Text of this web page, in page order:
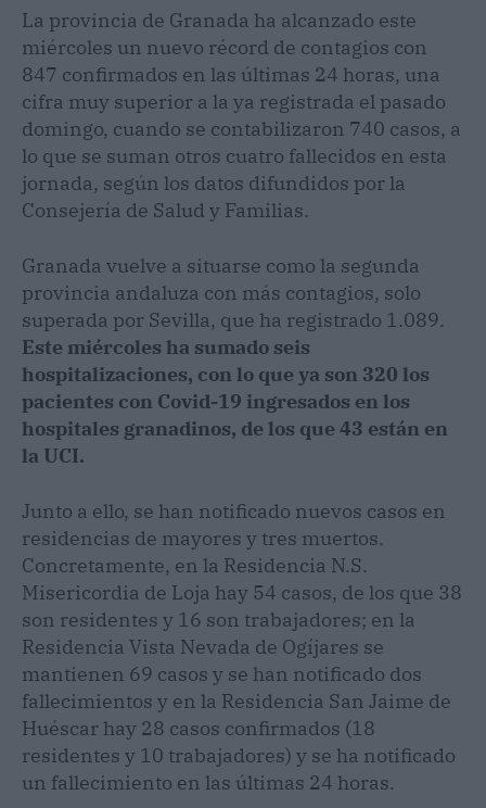
La provincia de Granada ha alcanzado este
miércoles un nuevo récord de contagios con
847 confirmados en las últimas 24 horas, una
cifra muy superior a la ya registrada el pasado
domingo, cuando se contabilizaron 740 casos, a
lo que se suman otros cuatro fallecidos en esta
jornada, según los datos difundidos por la
Consejería de Salud y Familias.
Granada vuelve a situarse como la segunda
provincia andaluza con más contagios, solo
superada por Sevilla, que ha registrado 1.089.
Este miércoles ha sumado seis
hospitalizaciones, con lo que ya son 320 los
pacientes con Covid-19 ingresados en los
hospitales granadinos, de los que 43 están en
la UCI.
Junto a ello, se han notificado nuevos casos en
residencias de mayores y tres muertos.
Concretamente, en la Residencia N.S.
Misericordia de Loja hay 54 casos, de los que 38
son residentes y 16 son trabajadores; en la
Residencia Vista Nevada de Ogíjares se
mantienen 69 casos y se han notificado dos
fallecimientos y en la Residencia San Jaime de
Huéscar hay 28 casos confirmados (18
residentes y 10 trabajadores) y se ha notificado
un fallecimiento en las últimas 24 horas.